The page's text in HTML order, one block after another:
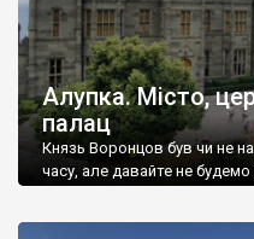
Алупка. Місто,
палац
Князь Воронцов був чи не
часу, але давайте не